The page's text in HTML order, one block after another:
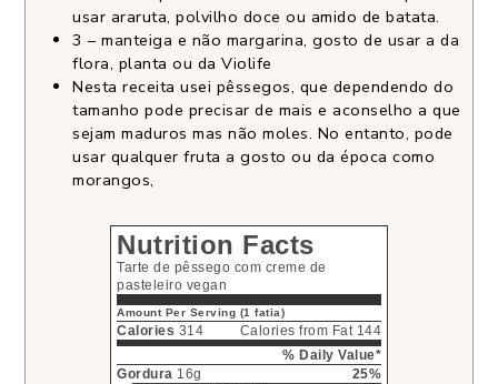
usar araruta, polvilho doce ou amido de batata.
3 – manteiga e não margarina, gosto de usar a da
flora, planta ou da Violife
Nesta receita usei pêssegos, que dependendo do
tamanho pode precisar de mais e aconselho a que
sejam maduros mas não moles. No entanto, pode
usar qualquer fruta a gosto ou da época como
morangos,
Nutrition Facts
Tarte de pêssego com creme de
pasteleiro vegan
Amount Per Serving (1 fatia)
Calories 314
Calories from Fat 144
% Daily Value*
Gordura 16g
25%